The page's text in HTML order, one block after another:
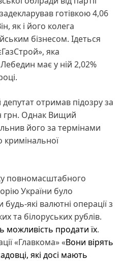
готівкою 4,06
як і його колега
бізнесом. Ідеться
яка
має у ній 2,02%
отримав підозру за
грн. Однак Вищий
його за термінами
кримінальної
повномасштабного
України було
які валютні операції з
та білоруських рублів.
продати їх.
«Главкома» «Вони вірять
які досі мають